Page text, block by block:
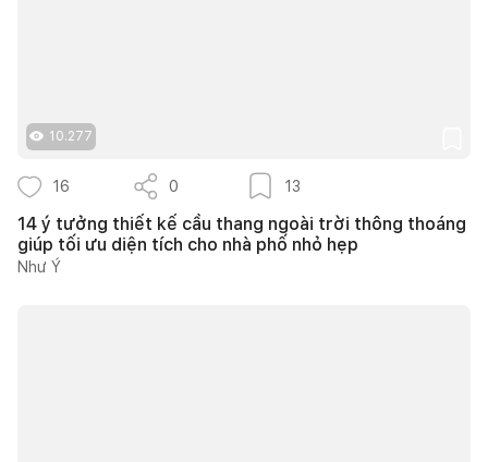
10.277
16 0 13
14 ý tưởng thiết kế cầu thang ngoài trời thông thoáng
giúp tối ưu diện tích cho nhà phố nhỏ hẹp
Như Ý